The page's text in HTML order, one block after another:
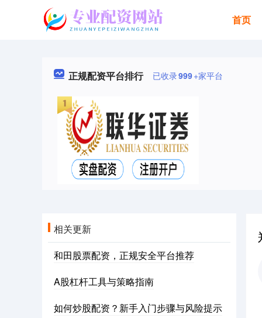
首页
正规配资平台排行 已收录999+家平台
相关更新
和田股票配资，正规安全平台推荐
A股杠杆工具与策略指南
如何炒股配资？新手入门步骤与风险提示